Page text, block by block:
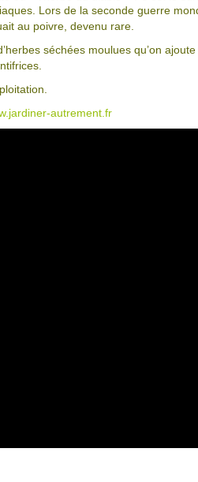
Lors de la seconde guerre
au poivre, devenu rare.
séchées moulues qu’on
autrement.fr